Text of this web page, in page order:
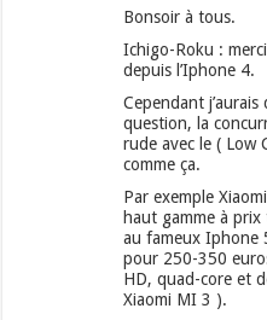
Bonsoir à tous.
Ichigo-Roku :
depuis l’Iphone 4.
Cependant
question, la
rude avec le ( Low
comme ça.
Par exemple
haut gamme à prix
au fameux Iphone
pour 250-350
HD, quad-core et
Xiaomi MI 3 ).